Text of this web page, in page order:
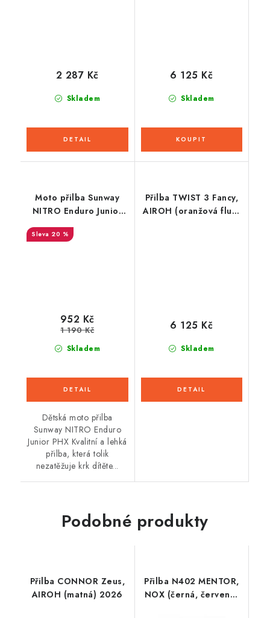
Skladem
2 287 Kč
Skladem
6 125 Kč
Moto přilba Sunway
NITRO Enduro Junior
PHX - červená
20 %
Skladem
952 Kč
1 190 Kč
Dětská moto přilba
Sunway NITRO Enduro
Junior PHX Kvalitní a lehká
přilba, která tolik
nezatěžuje krk dítěte...
Přilba TWIST 3 Fancy,
AIROH (oranžová fluo-
Skladem
6 125 Kč
Podobné produkty
Přilba CONNOR Zeus,
AIROH (matná) 2026
Přilba N402 MENTOR,
NOX (černá, červená)